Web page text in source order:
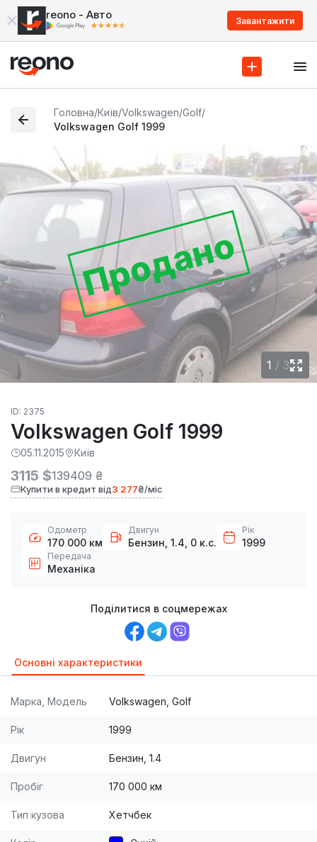
reono - Авто Завантажити
Головна/Київ/Volkswagen/Golf/
Volkswagen Golf 1999
Продано
1 / 3
ID: 2375
Volkswagen Golf 1999
05.11.2015 Київ
3115 $139409 ₴
Купити в кредит від3 277₴/міс
Одометр
170 000 км
Двигун
Бензин, 1.4, 0 к.с.
Рік
1999
Передача
Механіка
Поділитися в соцмережах
Основні характеристики
Марка, Модель Volkswagen, Golf
Рік 1999
Двигун Бензин, 1.4
Пробіг 170 000 км
Тип кузова Хетчбек